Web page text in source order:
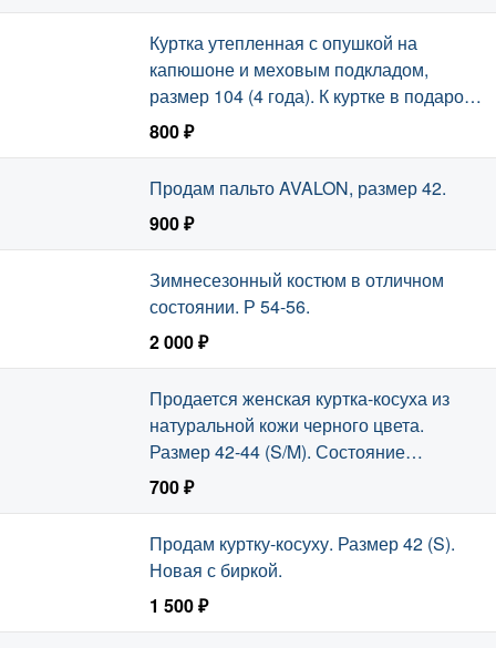
Куртка утепленная с опушкой на
капюшоне и меховым подкладом,
размер 104 (4 года). К куртке в подарок
штаны 1,5-2 года.
800 ₽
Продам пальто AVALON, размер 42.
900 ₽
Зимнесезонный костюм в отличном
состоянии. Р 54-56.
2 000 ₽
Продается женская куртка-косуха из
натуральной кожи черного цвета.
Размер 42-44 (S/M). Состояние
хорошее.
700 ₽
Продам куртку-косуху. Размер 42 (S).
Новая с биркой.
1 500 ₽